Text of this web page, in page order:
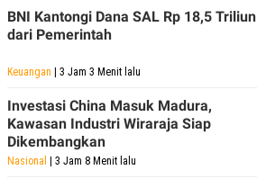
BNI Kantongi Dana SAL Rp 18,5 Triliun
dari Pemerintah
Keuangan | 3 Jam 3 Menit lalu
Investasi China Masuk Madura,
Kawasan Industri Wiraraja Siap
Dikembangkan
Nasional | 3 Jam 8 Menit lalu